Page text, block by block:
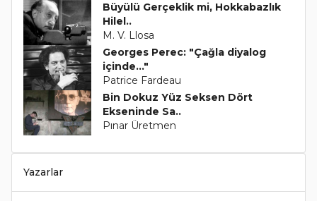
Büyülü Gerçeklik mi, Hokkabazlık
Hilel..
M. V. Llosa
Georges Perec: "Çağla diyalog
içinde..."
Patrice Fardeau
Bin Dokuz Yüz Seksen Dört
Ekseninde Sa..
Pınar Üretmen
Yazarlar